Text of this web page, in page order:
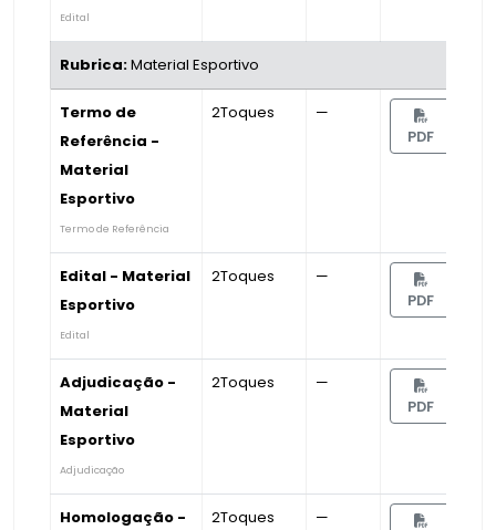
Edital
Rubrica:Material Esportivo
Termo de
Referência -
Material
Esportivo
Termo de Referência
2Toques —
PDF
Edital - Material
Esportivo
Edital
2Toques —
PDF
Adjudicação -
Material
Esportivo
Adjudicação
2Toques —
PDF
Homologação -
2Toques —